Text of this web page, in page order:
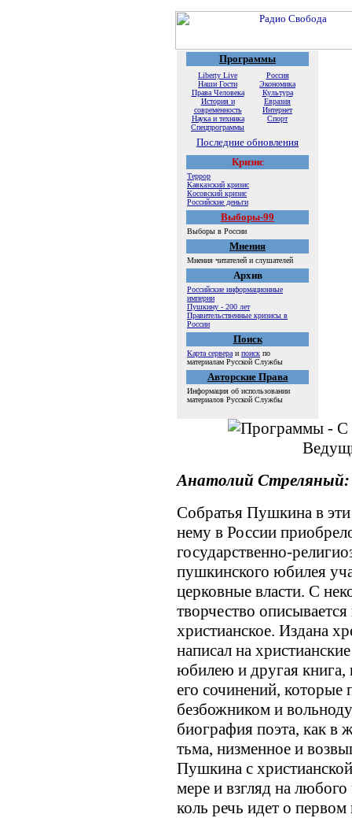
Программы
Liberty Live
Наши Гости
Права Человека
История и
современность
Наука и техника
Спецпрограммы
Россия
Экономика
Культура
Евразия
Интернет
Спорт
Последние обновления
Кризис
Террор
Кавказский кризис
Косовский кризис
Российские деньги
Выборы-99
Выборы в России
Мнения
Мнения читателей и слушателей
Архив
Российские информационные
империи
Пушкину - 200 лет
Правительственные кризисы в
России
Поиск
Карта сервера и поиск по
материалам Русской Службы
Авторские Права
Информация об использовании
материалов Русской Службы
Анатолий Стреляный:
Собратья Пушкина в
нему в России
государственно-
пушкинского юбилея
церковные власти. С
творчество
христианское. Издана
написал на
юбилею и другая книга,
его сочинений, которые
безбожником и
биография поэта, как в
тьма, низменное и
Пушкина с
мере и взгляд на любого
коль речь идет о